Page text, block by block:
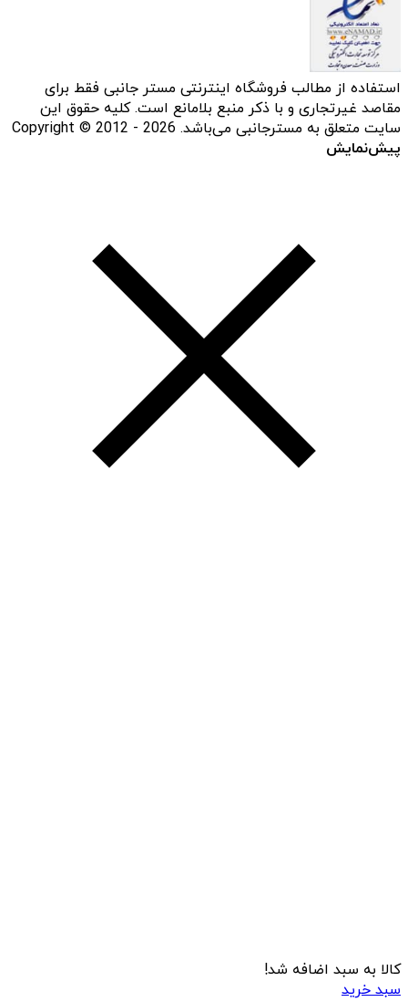
استفاده از مطالب فروشگاه اینترنتی مستر جانبی فقط برای
مقاصد غیرتجاری و با ذکر منبع بلامانع است. کلیه حقوق این
سایت متعلق به مسترجانبی می‌باشد. Copyright © 2012 - 2026
پیش‌نمایش
کالا به سبد اضافه شد!
سبد خرید